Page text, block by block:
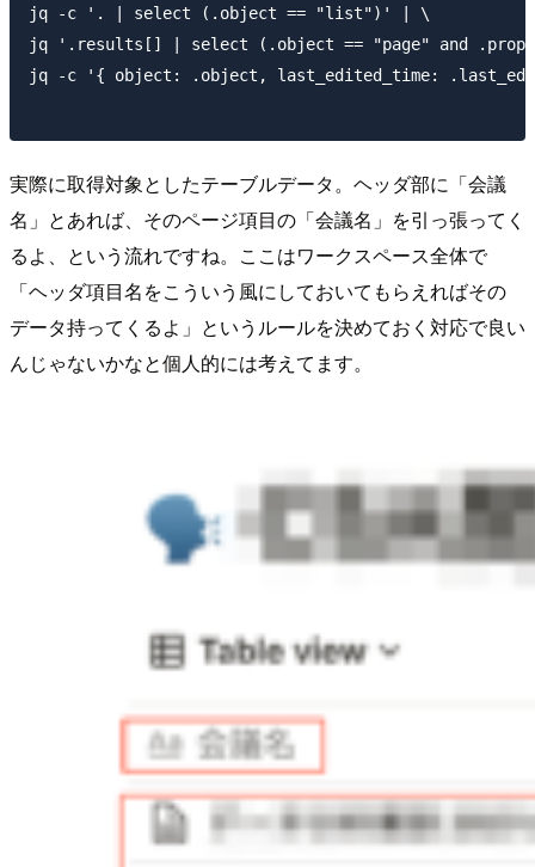
jq -c '. | select (.object == "list")' | \
jq '.results[] | select (.object == "page" and
jq -c '{ object: .object, last_edited_time:
実際に取得対象としたテーブルデータ。ヘッダ部に「会議
名」とあれば、そのページ項目の「会議名」を引っ張ってく
るよ、という流れですね。ここはワークスペース全体で
「ヘッダ項目名をこういう風にしておいてもらえればその
データ持ってくるよ」というルールを決めておく対応で良い
んじゃないかなと個人的には考えてます。